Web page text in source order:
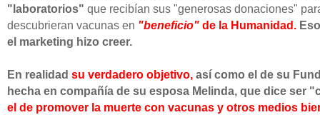
"laboratorios" que recibían sus "generosas donaciones"
descubrieran vacunas en "beneficio" de la Humanidad.
el marketing hizo creer.
En realidad su verdadero objetivo, así como el de su
hecha en compañía de su esposa Melinda, que dice ser
el de promover la muerte con vacunas y otros medios